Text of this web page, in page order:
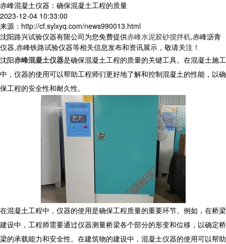
赤峰混凝土仪器：确保混凝土工程的质量
2023-12-04 10:33:00
来源：http://cf.sylxyq.com/news990013.html
沈阳路兴试验仪器有限公司为您免费提供赤峰水泥胶砂搅拌机,赤峰沥青
仪器,赤峰铁路试验仪器等相关信息发布和资讯展示，敬请关注！
沈阳赤峰混凝土仪器是确保混凝土工程的质量的关键工具。在混凝土施工
中，仪器的使用可以帮助工程师们更好地了解和控制混凝土的性能，以确
保工程的安全性和耐久性。
在混凝土工程中，仪器的使用是确保工程质量的重要环节。例如，在桥梁
建设中，工程师需要通过仪器测量桥梁各个部分的形变和位移，以确定桥
梁的承载能力和安全性。在建筑物的建设中，混凝土仪器的使用可以帮助